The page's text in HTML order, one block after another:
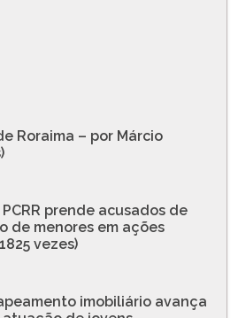
Roraima – por Márcio
prende acusados de
de menores em ações
vezes)
imobiliário avança